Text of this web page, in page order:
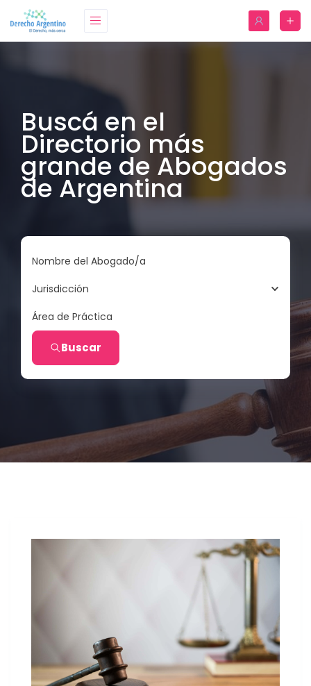
Buscá en el
Directorio más
grande de Abogados
de Argentina
Nombre del Abogado/a
Jurisdicción
Área de Práctica
Buscar